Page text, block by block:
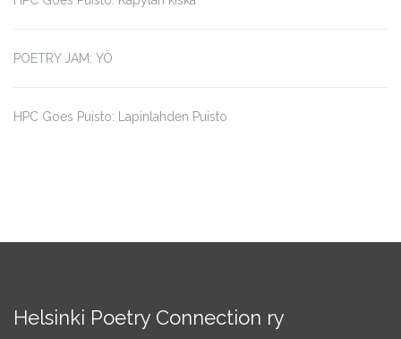
POETRY JAM: YÖ
HPC Goes Puisto: Lapinlahden Puisto
Helsinki Poetry Connection ry